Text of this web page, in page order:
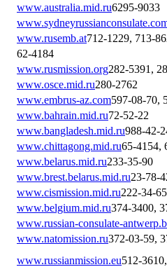
www.australia.mid.ru6295-9033
www.rusemb.at712-1229, 713-
62-4184
www.rusmission.org282-5391,
www.osce.mid.ru280-2762
www.embrus-az.com597-08-70,
www.bahrain.mid.ru72-52-22
www.bangladesh.mid.ru988-42-
www.chittagong.mid.ru65-4154,
www.belarus.mid.ru233-35-90
www.brest.belarus.mid.ru23-78-
www.cismission.mid.ru222-34-65
www.belgium.mid.ru374-3400,
www.russian-consulate-
www.natomission.ru372-03-59,
www.russianmission.eu512-